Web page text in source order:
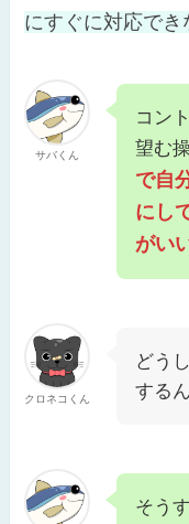
にすぐに対応でき
サバくん
コン
望む
で自
にし
がい
クロネコくん
どう
する
そう